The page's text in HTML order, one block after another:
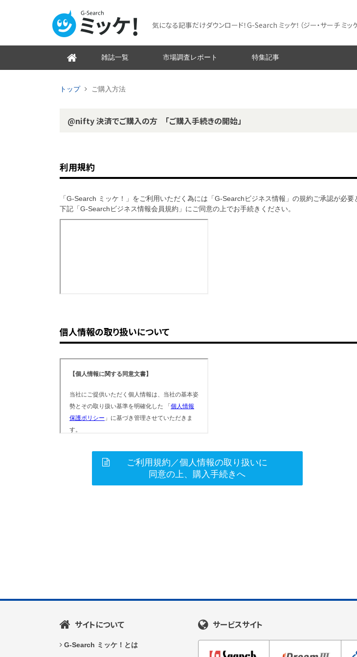
気になる記事だけダウンロード！G-Search ミッケ！ （ジー・サーチ ミッケ
雑誌一覧 市場調査レポート 特集記事
トップ ご購入方法
@nifty 決済でご購入の方 「ご購入手続きの開始」
利用規約
「G-Search ミッケ！」をご利用いただく為には「G-Searchビジネス情報」の規約ご承認が必要
下記「G-Searchビジネス情報会員規約」にご同意の上でお手続きください。
個人情報の取り扱いについて
ご利用規約／個人情報の取り扱いに
同意の上、購入手続きへ
サイトについて
G-Search ミッケ！とは
サービスサイト